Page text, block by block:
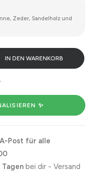
Zeder, Sandelholz und
IN DEN WARENKORB
✨
Post für alle
bei dir - Versand